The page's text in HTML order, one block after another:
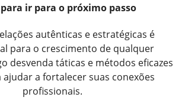
ir para o próximo passo
autênticas e estratégicas é
para o crescimento de qualquer
desvenda táticas e métodos eficazes
a fortalecer suas conexões
profissionais.